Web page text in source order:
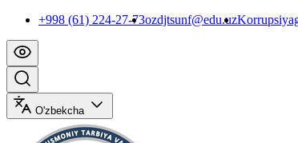
+998 (61) 224-27-73ozdjtsunf@edu.uz
O'zbekcha